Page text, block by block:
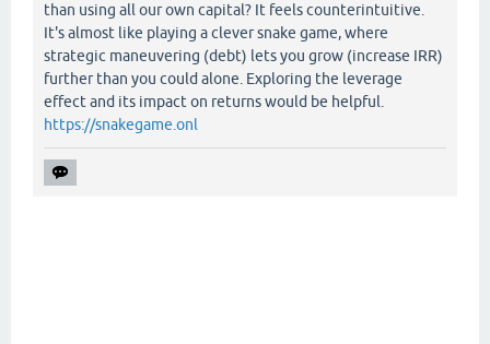
than using all our own capital? It feels counterintuitive.
It's almost like playing a clever snake game, where
strategic maneuvering (debt) lets you grow (increase IRR)
further than you could alone. Exploring the leverage
effect and its impact on returns would be helpful.
https://snakegame.onl